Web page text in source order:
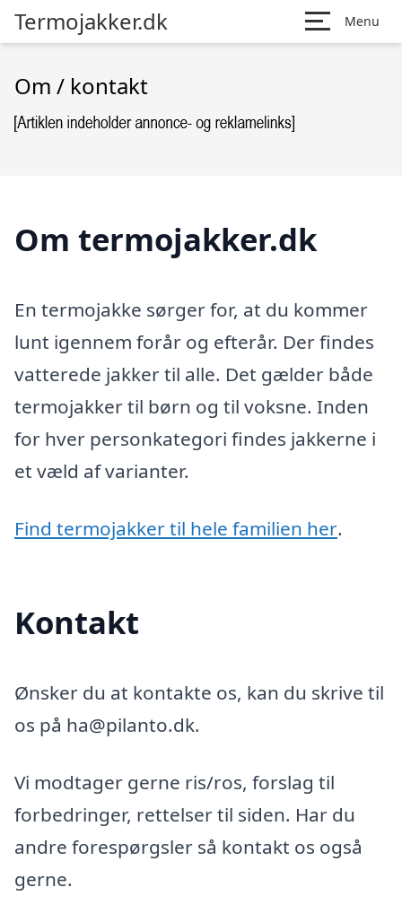
Termojakker.dk Menu
Om / kontakt
Om termojakker.dk
En termojakke sørger for, at du kommer
lunt igennem forår og efterår. Der findes
vatterede jakker til alle. Det gælder både
termojakker til børn og til voksne. Inden
for hver personkategori findes jakkerne i
et væld af varianter.
Find termojakker til hele familien her.
Kontakt
Ønsker du at kontakte os, kan du skrive til
os på ha@pilanto.dk.
Vi modtager gerne ris/ros, forslag til
forbedringer, rettelser til siden. Har du
andre forespørgsler så kontakt os også
gerne.